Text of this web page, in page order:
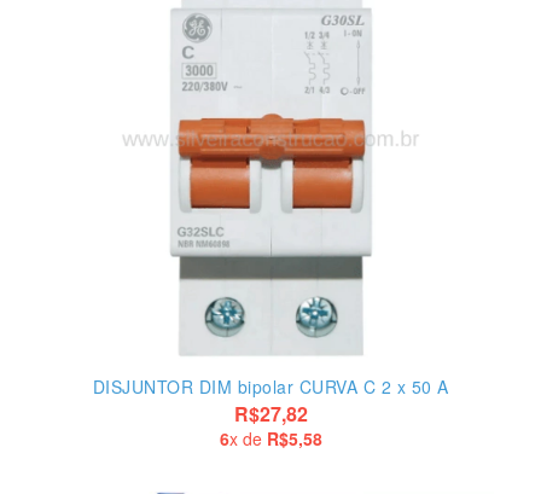
DISJUNTOR DIM bipolar CURVA C 2 x 50 A
R$27,82
6x de R$5,58